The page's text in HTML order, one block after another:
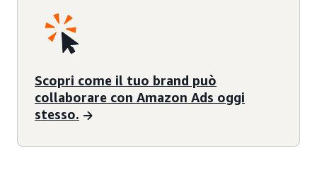
Scopri come il tuo brand può
collaborare con Amazon Ads oggi
stesso.